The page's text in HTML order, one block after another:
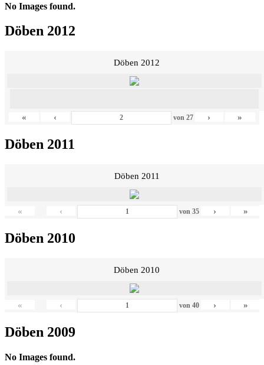
No Images found.
Döben 2012
Döben 2012
« ‹ von 27 › »
Döben 2011
Döben 2011
« ‹ von 35 › »
Döben 2010
Döben 2010
« ‹ von 40 › »
Döben 2009
No Images found.